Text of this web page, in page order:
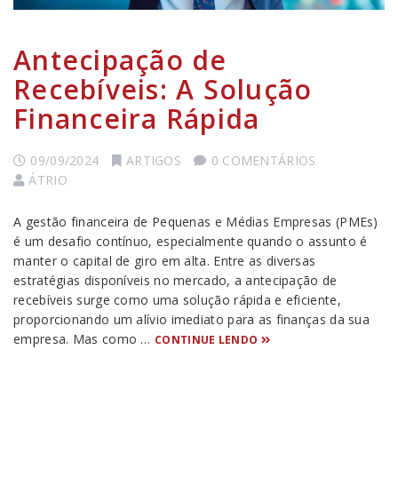
Antecipação de
Recebíveis: A Solução
Financeira Rápida
09/09/2024 ARTIGOS
0 COMENTÁRIOS
ÁTRIO
A gestão financeira de Pequenas e Médias Empresas (PMEs)
é um desafio contínuo, especialmente quando o assunto é
manter o capital de giro em alta. Entre as diversas
estratégias disponíveis no mercado, a antecipação de
recebíveis surge como uma solução rápida e eficiente,
proporcionando um alívio imediato para as finanças da sua
empresa. Mas como … CONTINUE LENDO